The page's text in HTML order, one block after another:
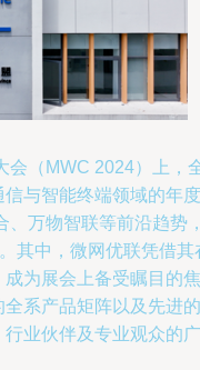
会（MWC 2024）上，
与智能终端领域的年度
、万物智联等前沿趋势
其中，微网优联凭借其
为展会上备受瞩目的焦
系产品矩阵以及先进的
业伙伴及专业观众的广